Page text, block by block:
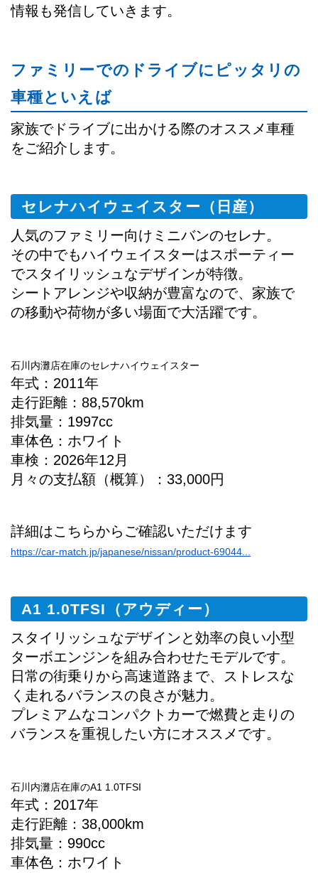
情報も発信していきます。
ファミリーでのドライブにピッタリの
車種といえば
家族でドライブに出かける際のオススメ車種
をご紹介します。
セレナハイウェイスター（日産）
人気のファミリー向けミニバンのセレナ。
その中でもハイウェイスターはスポーティー
でスタイリッシュなデザインが特徴。
シートアレンジや収納が豊富なので、家族で
の移動や荷物が多い場面で大活躍です。
石川内灘店在庫のセレナハイウェイスター
年式：2011年
走行距離：88,570km
排気量：1997cc
車体色：ホワイト
車検：2026年12月
月々の支払額（概算）：33,000円
詳細はこちらからご確認いただけます
https://car-match.jp/japanese/nissan/product-69044...
A1 1.0TFSI（アウディー）
スタイリッシュなデザインと効率の良い小型
ターボエンジンを組み合わせたモデルです。
日常の街乗りから高速道路まで、ストレスな
く走れるバランスの良さが魅力。
プレミアムなコンパクトカーで燃費と走りの
バランスを重視したい方にオススメです。
石川内灘店在庫のA1 1.0TFSI
年式：2017年
走行距離：38,000km
排気量：990cc
車体色：ホワイト